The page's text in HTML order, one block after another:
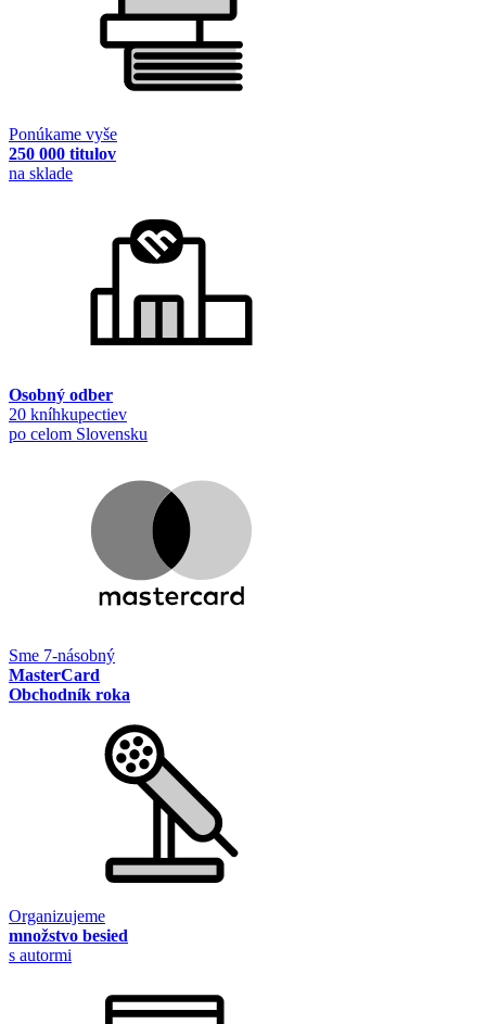
Ponúkame vyše
250 000 titulov
na sklade
Osobný odber
20 kníhkupectiev
po celom Slovensku
Sme 7-násobný
MasterCard
Obchodník roka
Organizujeme
množstvo besied
s autormi